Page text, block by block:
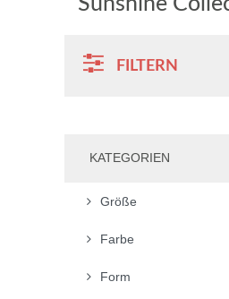
FILTERN
KATEGORIEN
Größe
Farbe
Form